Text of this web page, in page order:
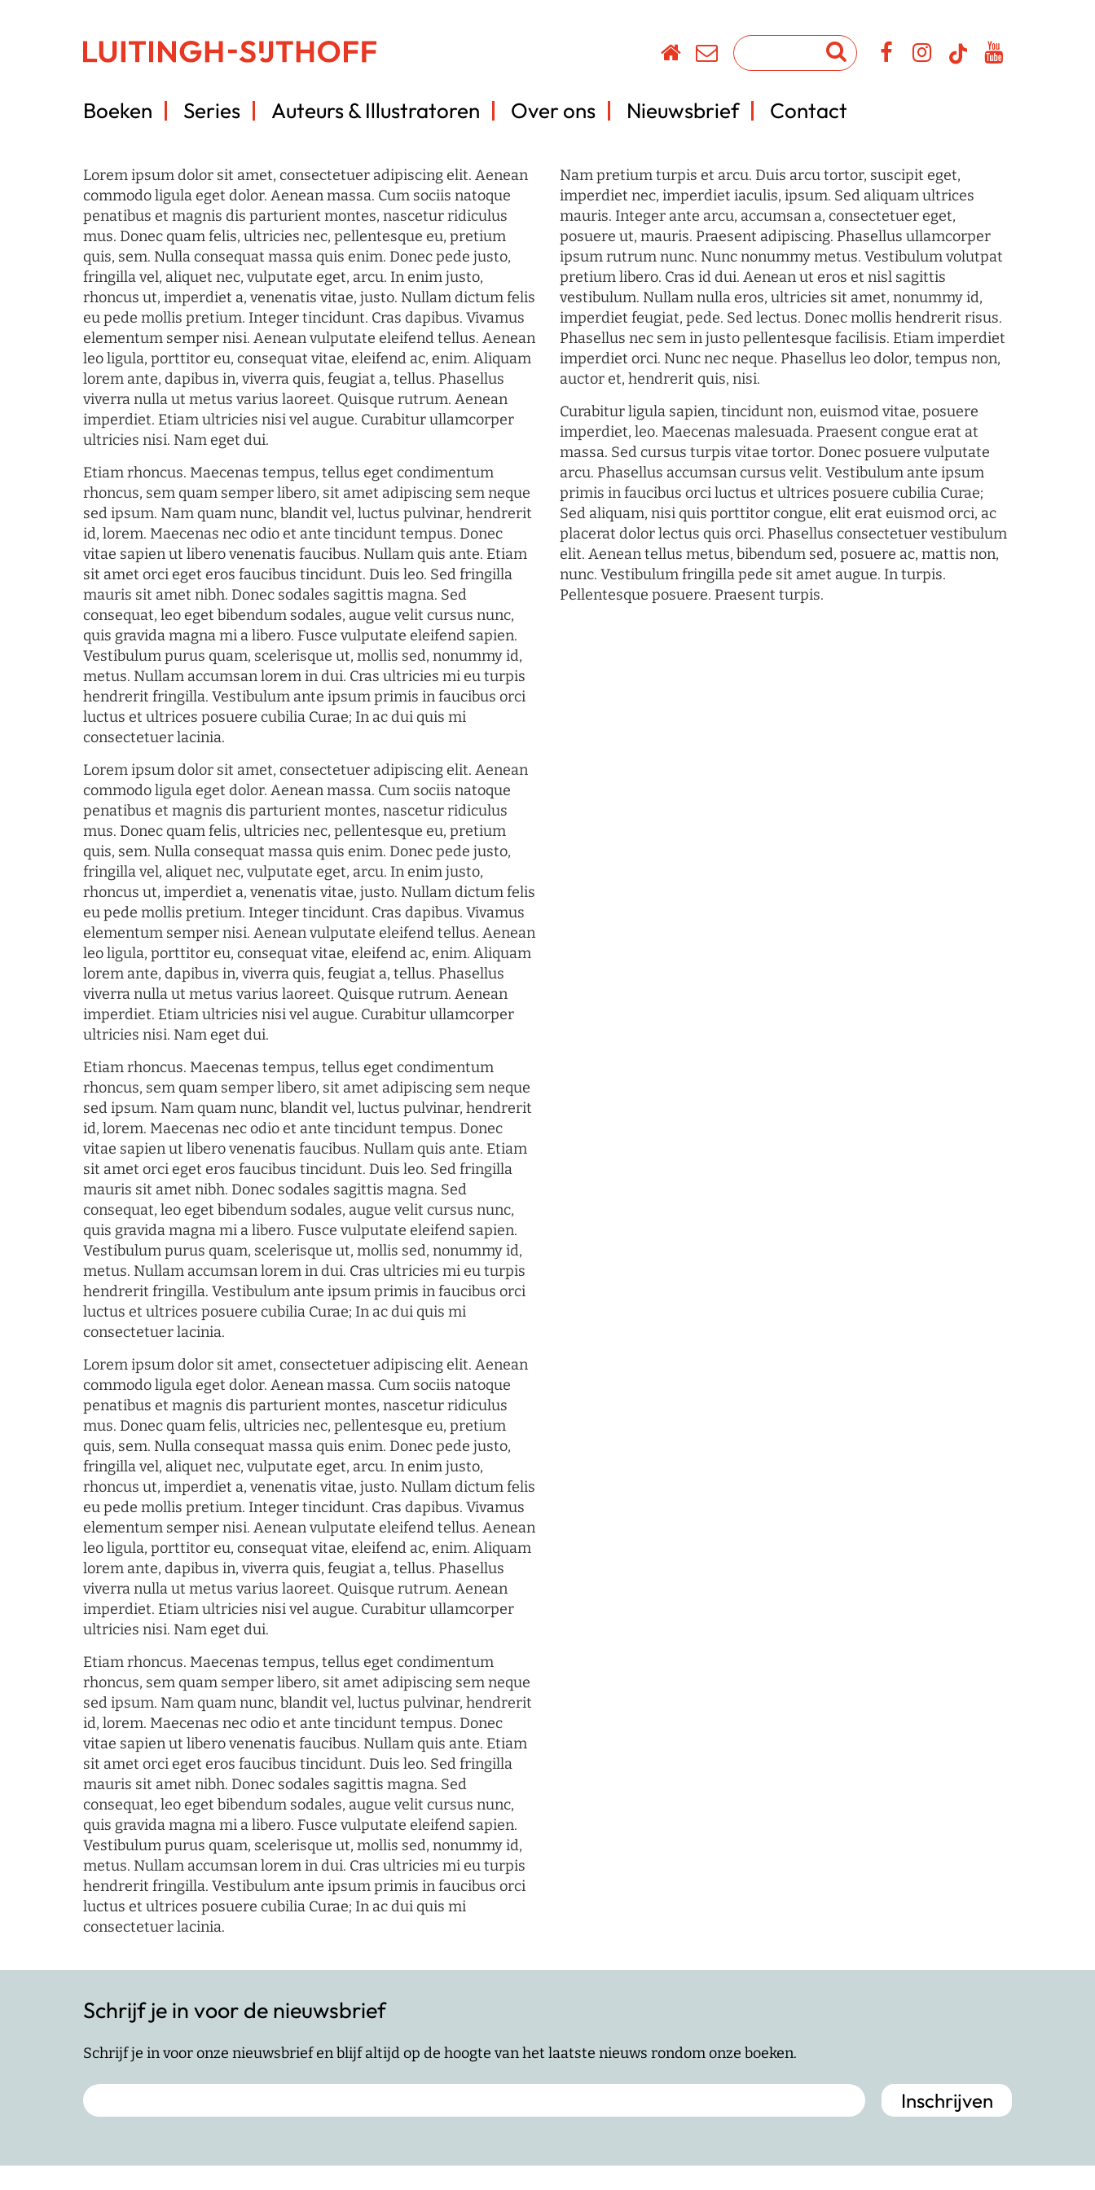
Boeken Series Auteurs & Illustratoren Over ons Nieuwsbrief Contact
Lorem ipsum dolor sit amet, consectetuer adipiscing elit. Aenean
commodo ligula eget dolor. Aenean massa. Cum sociis natoque
penatibus et magnis dis parturient montes, nascetur ridiculus
mus. Donec quam felis, ultricies nec, pellentesque eu, pretium
quis, sem. Nulla consequat massa quis enim. Donec pede justo,
fringilla vel, aliquet nec, vulputate eget, arcu. In enim justo,
rhoncus ut, imperdiet a, venenatis vitae, justo. Nullam dictum felis
eu pede mollis pretium. Integer tincidunt. Cras dapibus. Vivamus
elementum semper nisi. Aenean vulputate eleifend tellus. Aenean
leo ligula, porttitor eu, consequat vitae, eleifend ac, enim. Aliquam
lorem ante, dapibus in, viverra quis, feugiat a, tellus. Phasellus
viverra nulla ut metus varius laoreet. Quisque rutrum. Aenean
imperdiet. Etiam ultricies nisi vel augue. Curabitur ullamcorper
ultricies nisi. Nam eget dui.
Etiam rhoncus. Maecenas tempus, tellus eget condimentum
rhoncus, sem quam semper libero, sit amet adipiscing sem neque
sed ipsum. Nam quam nunc, blandit vel, luctus pulvinar, hendrerit
id, lorem. Maecenas nec odio et ante tincidunt tempus. Donec
vitae sapien ut libero venenatis faucibus. Nullam quis ante. Etiam
sit amet orci eget eros faucibus tincidunt. Duis leo. Sed fringilla
mauris sit amet nibh. Donec sodales sagittis magna. Sed
consequat, leo eget bibendum sodales, augue velit cursus nunc,
quis gravida magna mi a libero. Fusce vulputate eleifend sapien.
Vestibulum purus quam, scelerisque ut, mollis sed, nonummy id,
metus. Nullam accumsan lorem in dui. Cras ultricies mi eu turpis
hendrerit fringilla. Vestibulum ante ipsum primis in faucibus orci
luctus et ultrices posuere cubilia Curae; In ac dui quis mi
consectetuer lacinia.
Lorem ipsum dolor sit amet, consectetuer adipiscing elit. Aenean
commodo ligula eget dolor. Aenean massa. Cum sociis natoque
penatibus et magnis dis parturient montes, nascetur ridiculus
mus. Donec quam felis, ultricies nec, pellentesque eu, pretium
quis, sem. Nulla consequat massa quis enim. Donec pede justo,
fringilla vel, aliquet nec, vulputate eget, arcu. In enim justo,
rhoncus ut, imperdiet a, venenatis vitae, justo. Nullam dictum felis
eu pede mollis pretium. Integer tincidunt. Cras dapibus. Vivamus
elementum semper nisi. Aenean vulputate eleifend tellus. Aenean
leo ligula, porttitor eu, consequat vitae, eleifend ac, enim. Aliquam
lorem ante, dapibus in, viverra quis, feugiat a, tellus. Phasellus
viverra nulla ut metus varius laoreet. Quisque rutrum. Aenean
imperdiet. Etiam ultricies nisi vel augue. Curabitur ullamcorper
ultricies nisi. Nam eget dui.
Etiam rhoncus. Maecenas tempus, tellus eget condimentum
rhoncus, sem quam semper libero, sit amet adipiscing sem neque
sed ipsum. Nam quam nunc, blandit vel, luctus pulvinar, hendrerit
id, lorem. Maecenas nec odio et ante tincidunt tempus. Donec
vitae sapien ut libero venenatis faucibus. Nullam quis ante. Etiam
sit amet orci eget eros faucibus tincidunt. Duis leo. Sed fringilla
mauris sit amet nibh. Donec sodales sagittis magna. Sed
consequat, leo eget bibendum sodales, augue velit cursus nunc,
quis gravida magna mi a libero. Fusce vulputate eleifend sapien.
Vestibulum purus quam, scelerisque ut, mollis sed, nonummy id,
metus. Nullam accumsan lorem in dui. Cras ultricies mi eu turpis
hendrerit fringilla. Vestibulum ante ipsum primis in faucibus orci
luctus et ultrices posuere cubilia Curae; In ac dui quis mi
consectetuer lacinia.
Lorem ipsum dolor sit amet, consectetuer adipiscing elit. Aenean
commodo ligula eget dolor. Aenean massa. Cum sociis natoque
penatibus et magnis dis parturient montes, nascetur ridiculus
mus. Donec quam felis, ultricies nec, pellentesque eu, pretium
quis, sem. Nulla consequat massa quis enim. Donec pede justo,
fringilla vel, aliquet nec, vulputate eget, arcu. In enim justo,
rhoncus ut, imperdiet a, venenatis vitae, justo. Nullam dictum felis
eu pede mollis pretium. Integer tincidunt. Cras dapibus. Vivamus
elementum semper nisi. Aenean vulputate eleifend tellus. Aenean
leo ligula, porttitor eu, consequat vitae, eleifend ac, enim. Aliquam
lorem ante, dapibus in, viverra quis, feugiat a, tellus. Phasellus
viverra nulla ut metus varius laoreet. Quisque rutrum. Aenean
imperdiet. Etiam ultricies nisi vel augue. Curabitur ullamcorper
ultricies nisi. Nam eget dui.
Etiam rhoncus. Maecenas tempus, tellus eget condimentum
rhoncus, sem quam semper libero, sit amet adipiscing sem neque
sed ipsum. Nam quam nunc, blandit vel, luctus pulvinar, hendrerit
id, lorem. Maecenas nec odio et ante tincidunt tempus. Donec
vitae sapien ut libero venenatis faucibus. Nullam quis ante. Etiam
sit amet orci eget eros faucibus tincidunt. Duis leo. Sed fringilla
mauris sit amet nibh. Donec sodales sagittis magna. Sed
consequat, leo eget bibendum sodales, augue velit cursus nunc,
quis gravida magna mi a libero. Fusce vulputate eleifend sapien.
Vestibulum purus quam, scelerisque ut, mollis sed, nonummy id,
metus. Nullam accumsan lorem in dui. Cras ultricies mi eu turpis
hendrerit fringilla. Vestibulum ante ipsum primis in faucibus orci
luctus et ultrices posuere cubilia Curae; In ac dui quis mi
consectetuer lacinia.
Nam pretium turpis et arcu. Duis arcu tortor, suscipit eget,
imperdiet nec, imperdiet iaculis, ipsum. Sed aliquam ultrices
mauris. Integer ante arcu, accumsan a, consectetuer eget,
posuere ut, mauris. Praesent adipiscing. Phasellus ullamcorper
ipsum rutrum nunc. Nunc nonummy metus. Vestibulum volutpat
pretium libero. Cras id dui. Aenean ut eros et nisl sagittis
vestibulum. Nullam nulla eros, ultricies sit amet, nonummy id,
imperdiet feugiat, pede. Sed lectus. Donec mollis hendrerit risus.
Phasellus nec sem in justo pellentesque facilisis. Etiam imperdiet
imperdiet orci. Nunc nec neque. Phasellus leo dolor, tempus non,
auctor et, hendrerit quis, nisi.
Curabitur ligula sapien, tincidunt non, euismod vitae, posuere
imperdiet, leo. Maecenas malesuada. Praesent congue erat at
massa. Sed cursus turpis vitae tortor. Donec posuere vulputate
arcu. Phasellus accumsan cursus velit. Vestibulum ante ipsum
primis in faucibus orci luctus et ultrices posuere cubilia Curae;
Sed aliquam, nisi quis porttitor congue, elit erat euismod orci, ac
placerat dolor lectus quis orci. Phasellus consectetuer vestibulum
elit. Aenean tellus metus, bibendum sed, posuere ac, mattis non,
nunc. Vestibulum fringilla pede sit amet augue. In turpis.
Pellentesque posuere. Praesent turpis.
Schrijf je in voor de nieuwsbrief
Schrijf je in voor onze nieuwsbrief en blijf altijd op de hoogte van het laatste nieuws rondom onze boeken.